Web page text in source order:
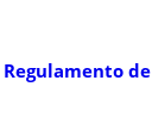
Regulamento de